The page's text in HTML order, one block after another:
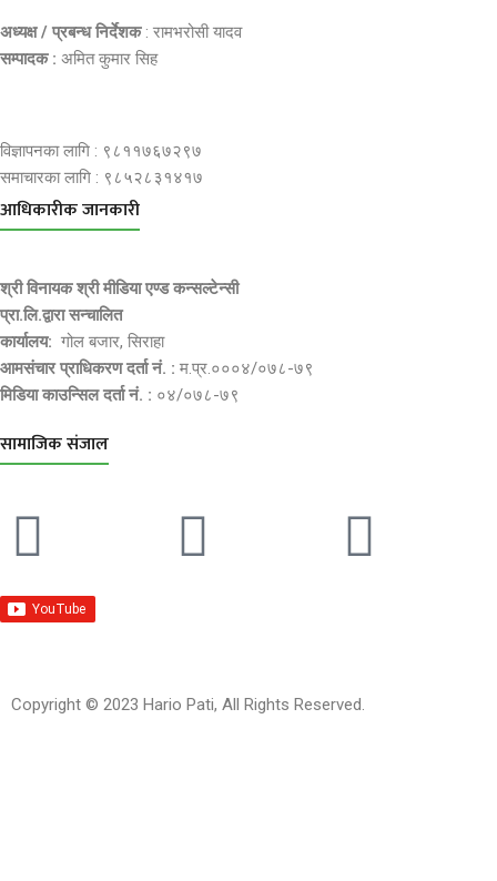
अध्यक्ष / प्रबन्ध निर्देशक: रामभरोसी यादव
सम्पादक : अमित कुमार सिह
विज्ञापनका लागि : ९८११७६७२९७
समाचारका लागि : ९८५२८३१४१७
आधिकारीक जानकारी
श्री विनायक श्री मीडिया एण्ड कन्सल्टेन्सी
प्रा.लि.द्वारा सन्चालित
कार्यालय: गोल बजार, सिराहा
आमसंचार प्राधिकरण दर्ता नं. : म.प्र.०००४/०७८-७९
मिडिया काउन्सिल दर्ता नं. : ०४/०७८-७९
सामाजिक संजाल
Copyright © 2023 Hario Pati, All Rights Reserved.